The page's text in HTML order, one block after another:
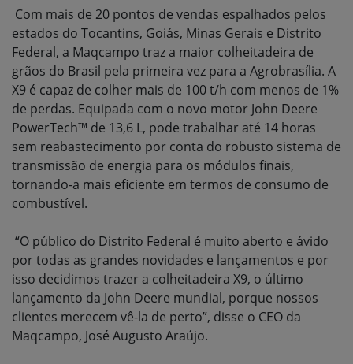
Com mais de 20 pontos de vendas espalhados pelos
estados do Tocantins, Goiás, Minas Gerais e Distrito
Federal, a Maqcampo traz a maior colheitadeira de
grãos do Brasil pela primeira vez para a Agrobrasília. A
X9 é capaz de colher mais de 100 t/h com menos de 1%
de perdas. Equipada com o novo motor John Deere
PowerTech™ de 13,6 L, pode trabalhar até 14 horas
sem reabastecimento por conta do robusto sistema de
transmissão de energia para os módulos finais,
tornando-a mais eficiente em termos de consumo de
combustível.
“O público do Distrito Federal é muito aberto e ávido
por todas as grandes novidades e lançamentos e por
isso decidimos trazer a colheitadeira X9, o último
lançamento da John Deere mundial, porque nossos
clientes merecem vê-la de perto”, disse o CEO da
Maqcampo, José Augusto Araújo.